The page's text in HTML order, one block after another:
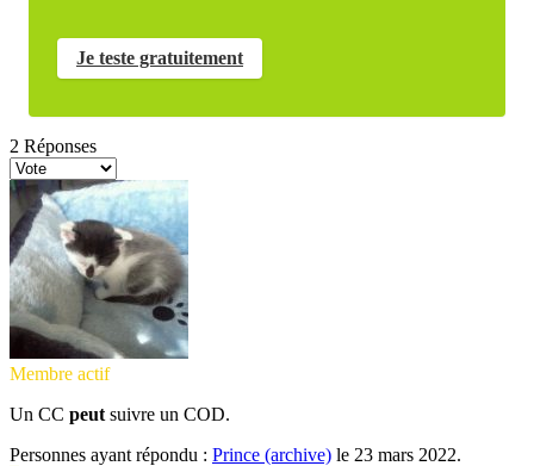
Je teste gratuitement
2 Réponses
Membre actif
Un CC peut suivre un COD.
Personnes ayant répondu : Prince (archive) le 23 mars 2022.